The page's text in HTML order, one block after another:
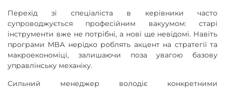
Перехід зі спеціаліста в керівники часто
супроводжується професійним вакуумом: старі
інструменти вже не потрібні, а нові ще невідомі. Навіть
програми MBA нерідко роблять акцент на стратегії та
макроекономіці, залишаючи поза увагою базову
управлінську механіку.
Сильний менеджер володіє конкретними